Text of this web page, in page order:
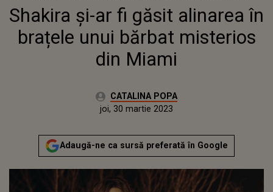
BRAȚELE UNUI BĂRBAT MISTERIOS DIN
MIAMI
Shakira și-ar fi găsit alinarea în
brațele unui bărbat misterios
din Miami
Autor:CATALINA POPA
Actualizat:
joi, 30 martie 2023
Adaugă-ne ca sursă preferată în Google